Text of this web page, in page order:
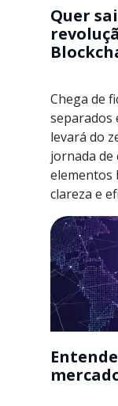
Quer
Chega de
separados
levará do
jornada de
elementos
clareza e